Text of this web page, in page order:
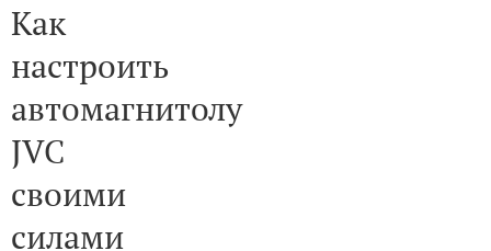
Как
настроить
автомагнитолу
JVC
своими
силами